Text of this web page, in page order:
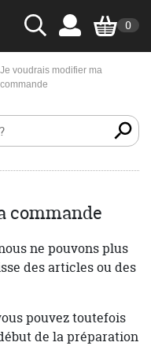
0
Je voudrais modifier ma
commande
commande
ne pouvons plus
des articles ou des
pouvez toutefois
de la préparation